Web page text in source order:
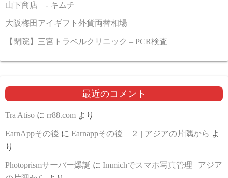
山下商店 - キムチ
大阪梅田アイギフト外貨両替相場
【閉院】三宮トラベルクリニック – PCR検査
最近のコメント
Tra Atiso に rr88.com より
EarnAppその後 に Earnappその後 ２ | アジアの片隅から よ
り
Photoprismサーバー爆誕 に Immichでスマホ写真管理 | アジア